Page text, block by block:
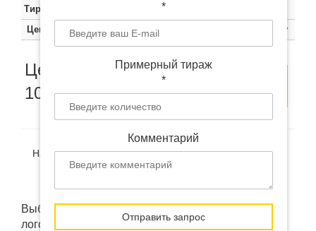
Тираж
Цена
1200 руб. 1130 руб. 1060 руб. Цена по запросу
Цена от
1060 руб.
Оставить
заявку
образец
Наличие: В наличии (на удалённом складе в Китае)
Выбранный товар "Power bank PB-124 с
логотипом" мы можем изменить под ваши
*
Примерный тираж
*
Комментарий
Отправить запрос